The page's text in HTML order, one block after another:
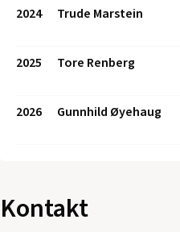
2024 Trude Marstein
2025 Tore Renberg
2026 Gunnhild Øyehaug
Kontakt